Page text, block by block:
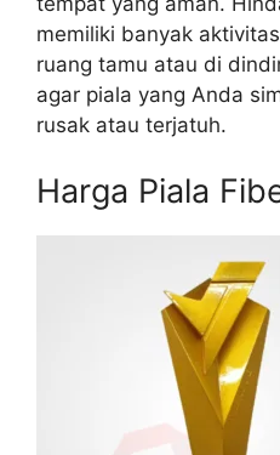
memiliki banyak
ruang tamu atau di
agar piala yang Anda
rusak atau terjatuh.
Harga Piala